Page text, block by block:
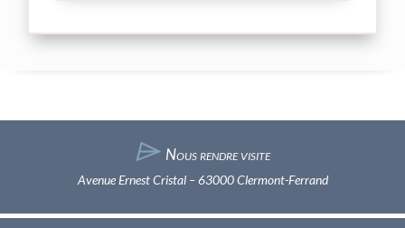
⌲ Nous rendre visite
Avenue Ernest Cristal – 63000 Clermont-Ferrand